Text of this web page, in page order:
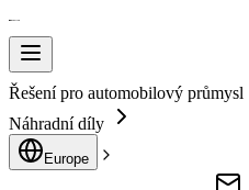
Řešení pro automobilový průmysl
Náhradní díly
Europe